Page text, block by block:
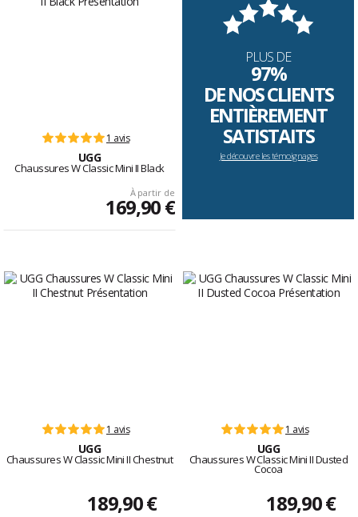
1 avis
UGG
Chaussures W Classic Mini II Black
À partir de
169,90 €
PLUS DE
97%
DE NOS CLIENTS
ENTIÈREMENT
SATISTAITS
Je découvre les témoignages
1 avis
UGG
Chaussures W Classic Mini II Chestnut
189,90 €
1 avis
UGG
Chaussures W Classic Mini II Dusted
Cocoa
189,90 €